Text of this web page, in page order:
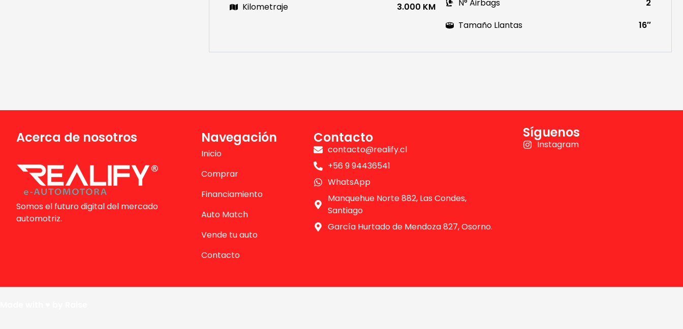
Kilometraje
3.000 KM
N° Airbags
2
Tamaño Llantas
16″
Acerca de nosotros
Somos el futuro digital del mercado
automotriz.
Navegación
Inicio
Comprar
Financiamiento
Auto Match
Vende tu auto
Contacto
Contacto
contacto@realify.cl
+56 9 94436541
WhatsApp
Manquehue Norte 882, Las Condes,
Santiago
García Hurtado de Mendoza 827, Osorno.
Síguenos
Instagram